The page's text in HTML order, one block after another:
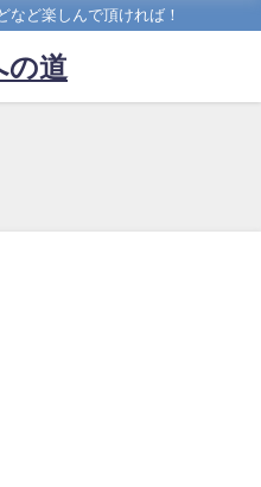
など楽しんで頂ければ！
の道